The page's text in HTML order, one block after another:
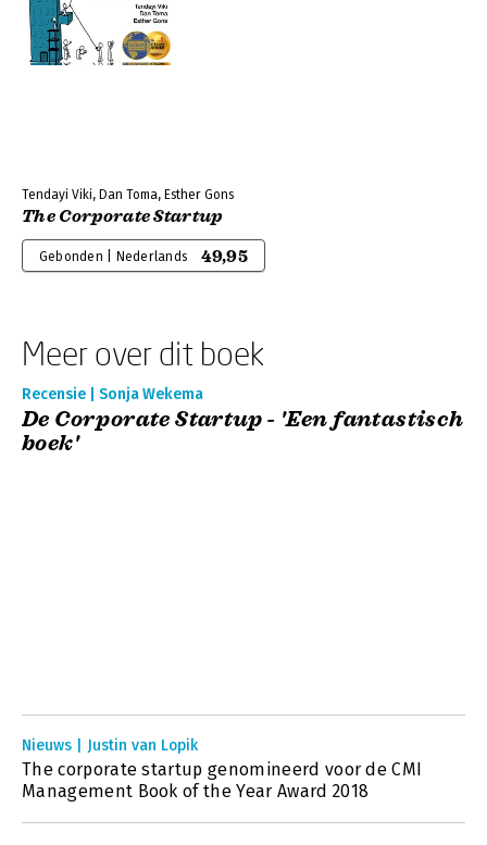
Tendayi Viki, Dan Toma, Esther Gons
The Corporate Startup
Gebonden | Nederlands 49,95
Meer over dit boek
Recensie | Sonja Wekema
De Corporate Startup - 'Een fantastisch
boek'
Nieuws | Justin van Lopik
The corporate startup genomineerd voor de CMI
Management Book of the Year Award 2018